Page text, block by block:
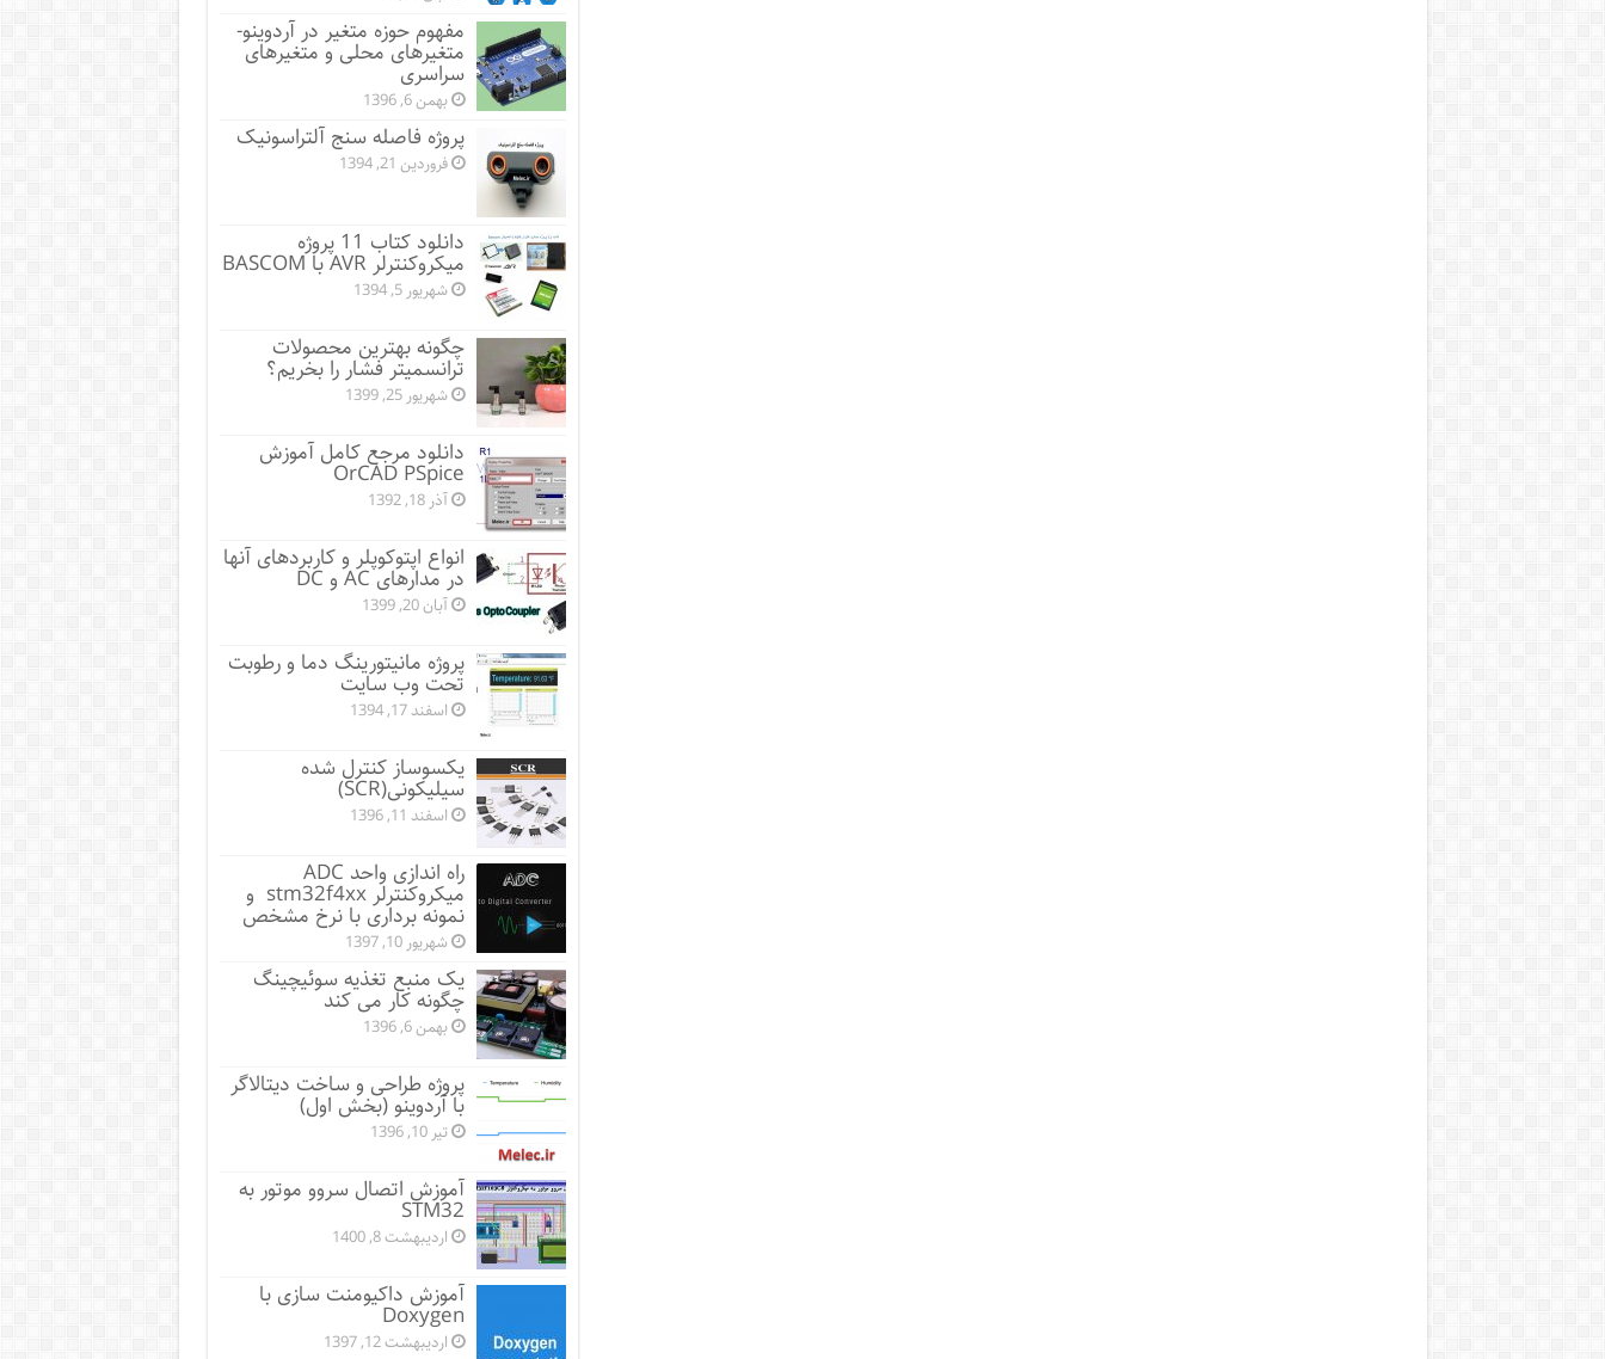
مفهوم حوزه متغیر در آردوینو-
متغیرهای محلی و متغیرهای
سراسری
بهمن 6, 1396
پروژه فاصله سنج آلتراسونیک
فروردین 21, 1394
دانلود کتاب 11 پروژه
میکروکنترلر AVR با BASCOM
شهریور 5, 1394
چگونه بهترین محصولات
ترانسمیتر فشار را بخریم؟
شهریور 25, 1399
دانلود مرجع کامل آموزش
OrCAD PSpice
آذر 18, 1392
انواع اپتوکوپلر و کاربردهای آنها
در مدارهای AC و DC
آبان 20, 1399
پروژه مانيتورينگ دما و رطوبت
تحت وب سایت
اسفند 17, 1394
یکسوساز کنترل شده
سیلیکونی(SCR)
اسفند 11, 1396
راه اندازی واحد ADC
میکروکنترلر stm32f4xx و
نمونه برداری با نرخ مشخص
شهریور 10, 1397
یک منبع تغذیه سوئیچینگ
چگونه کار می کند
بهمن 6, 1396
پروژه طراحی و ساخت دیتالاگر
با آردوینو (بخش اول)
تیر 10, 1396
آموزش اتصال سروو موتور به
STM32
اردیبهشت 8, 1400
آموزش داکیومنت سازی با
Doxygen
اردیبهشت 12, 1397